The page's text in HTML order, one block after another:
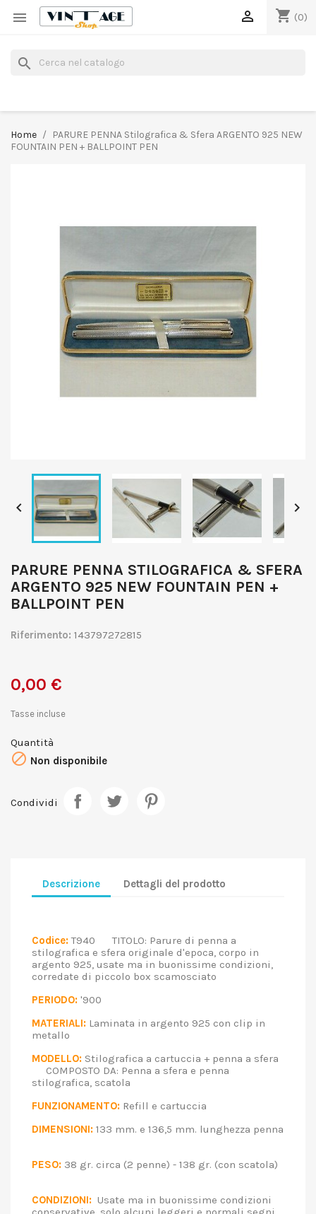
 shopping_cart (0)

search
Home
PARURE PENNA Stilografica & Sfera ARGENTO 925 NEW
FOUNTAIN PEN + BALLPOINT PEN
 
PARURE PENNA STILOGRAFICA & SFERA
ARGENTO 925 NEW FOUNTAIN PEN +
BALLPOINT PEN
Riferimento: 143797272815
0,00 €
Tasse incluse
Quantità
 Non disponibile
Condividi
Descrizione Dettagli del prodotto
Codice:T940 TITOLO: Parure di penna a
stilografica e sfera originale d'epoca, corpo in
argento 925, usate ma in buonissime condizioni,
corredate di piccolo box scamosciato
PERIODO: '900
MATERIALI: Laminata in argento 925 con clip in
metallo
MODELLO: Stilografica a cartuccia + penna a sfera
COMPOSTO DA: Penna a sfera e penna
stilografica, scatola
FUNZIONAMENTO: Refill e cartuccia
DIMENSIONI: 133 mm. e 136,5 mm. lunghezza penna
PESO: 38 gr. circa (2 penne) - 138 gr. (con scatola)
CONDIZIONI: Usate ma in buonissime condizioni